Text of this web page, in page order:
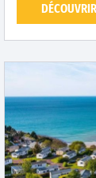
DÉCOUVRIR